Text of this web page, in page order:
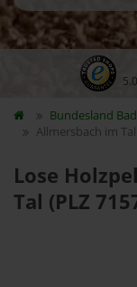
Bundesland
Allmersbach im Tal
Lose
Tal (PLZ